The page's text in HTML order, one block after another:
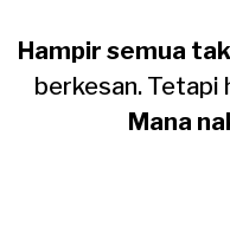
Hampir semua
berkesan. Tetapi
Mana